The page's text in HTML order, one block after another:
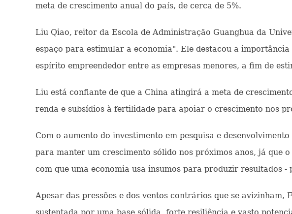
meta de crescimento anual do país, de cerca de 5%.
Liu Qiao, reitor da Escola de Administração Guanghua da
espaço para estimular a economia". Ele destacou a
espírito empreendedor entre as empresas menores, a fim de
Liu está confiante de que a China atingirá a meta de
renda e subsídios à fertilidade para apoiar o crescimento nos
Com o aumento do investimento em pesquisa e
para manter um crescimento sólido nos próximos anos, já que
com que uma economia usa insumos para produzir resultados
Apesar das pressões e dos ventos contrários que se